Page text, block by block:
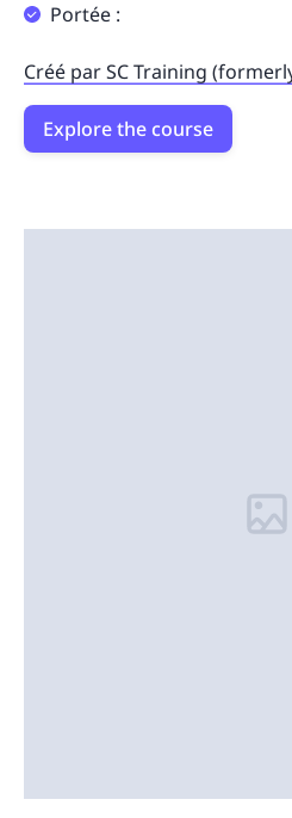
Portée :
Créé par SC Training
Explore the course